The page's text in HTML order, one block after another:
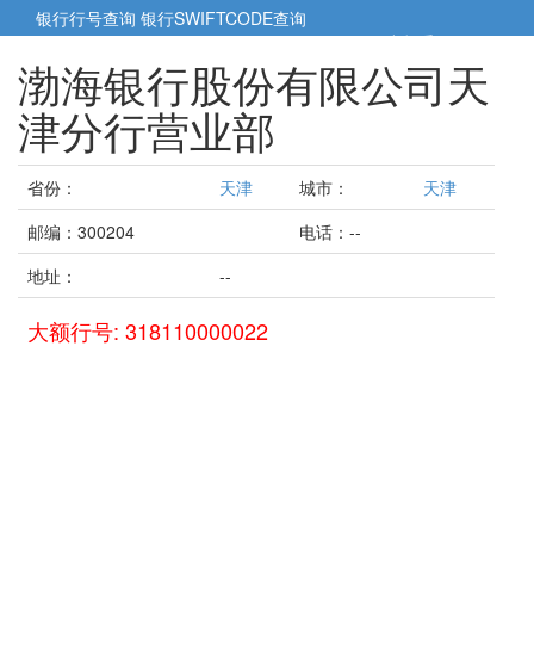
银行行号查询 银行SWIFTCODE查询
5cm小帮手5cm.cn
渤海银行股份有限公司天
津分行营业部
省份： 天津 城市：
天津
邮编：300204
电话：--
地址：
--
大额行号: 318110000022